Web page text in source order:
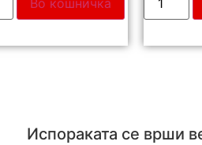
Во кошничка
Испораката се врши